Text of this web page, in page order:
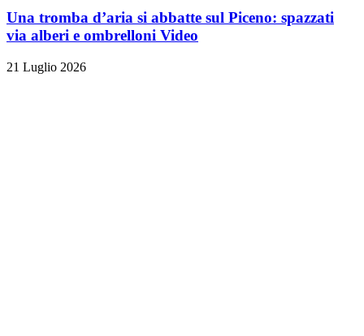
Una tromba d’aria si abbatte sul Piceno: spazzati
via alberi e ombrelloni Video
21 Luglio 2026